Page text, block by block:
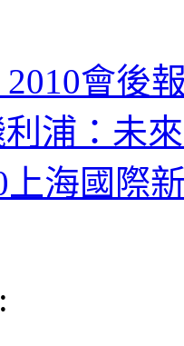
2010會後
浦：未
上海國際